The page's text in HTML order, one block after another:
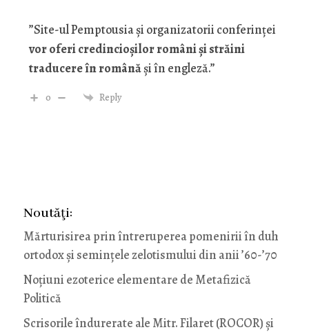
”Site-ul Pemptousia și organizatorii conferinței
vor oferi credincioșilor români și străini
traducere în românăși în engleză.”
0 Reply
Noutăţi:
Mărturisirea prin întreruperea pomenirii în duh
ortodox și semințele zelotismului din anii ’60-’70
Noţiuni ezoterice elementare de Metafizică
Politică
Scrisorile îndurerate ale Mitr. Filaret (ROCOR) și